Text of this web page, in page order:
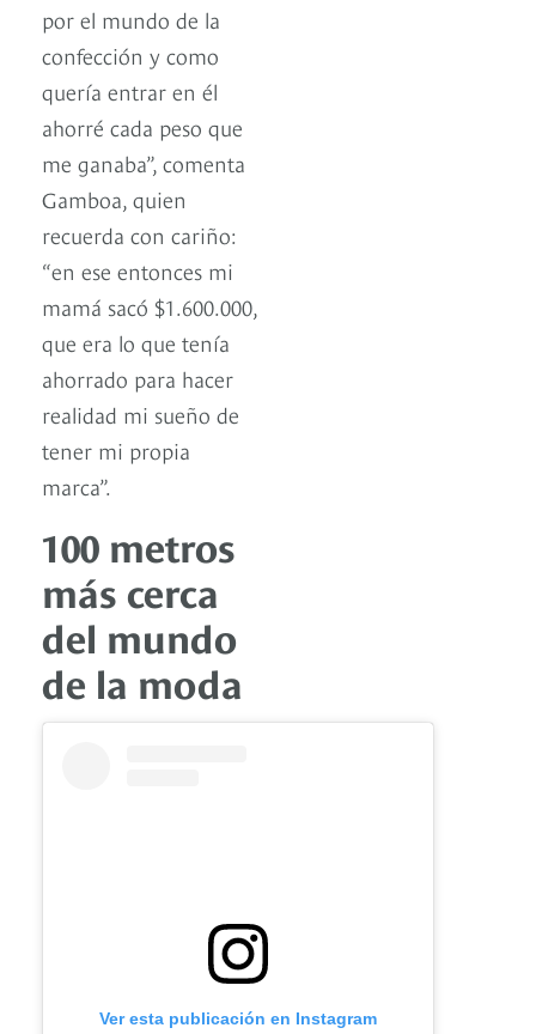
por el mundo de la
confección y como
quería entrar en él
ahorré cada peso que
me ganaba”, comenta
Gamboa, quien
recuerda con cariño:
“en ese entonces mi
mamá sacó $1.600.000,
que era lo que tenía
ahorrado para hacer
realidad mi sueño de
tener mi propia
marca”.
100 metros
más cerca
del mundo
de la moda
Ver esta publicación en Instagram